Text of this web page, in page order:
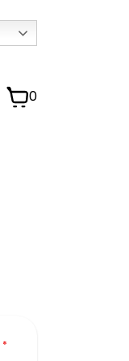
0
*